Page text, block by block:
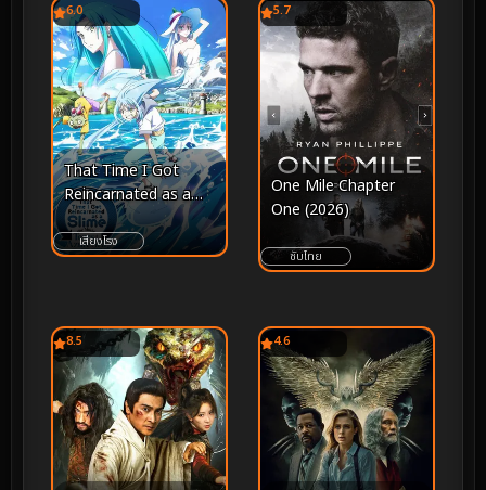
6.0
That Time I Got
Reincarnated as a
Slime the Movie
Tears of the Azure
คราม (2026)
เสียงโรง
5.7
One Mile Chapter
One (2026)
ซับไทย
8.5 4.6